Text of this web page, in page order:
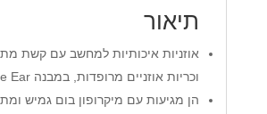
תיאור
אוזניות איכותיות למחשב עם קשת
וכריות אוזניים מרופדות, במבנה Over The Ear.
הן מגיעות עם מיקרופון בום גמיש